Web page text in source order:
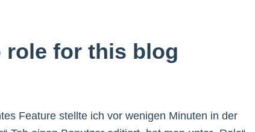
role for this blog
Feature stellte ich vor wenigen Minuten in der